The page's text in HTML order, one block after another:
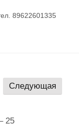
89622601335
Следующая
25